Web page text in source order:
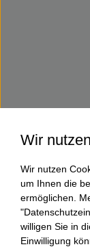
Wir
Wir nutzen
um Ihnen die
ermöglichen.
willigen Sie in
Einwilligung